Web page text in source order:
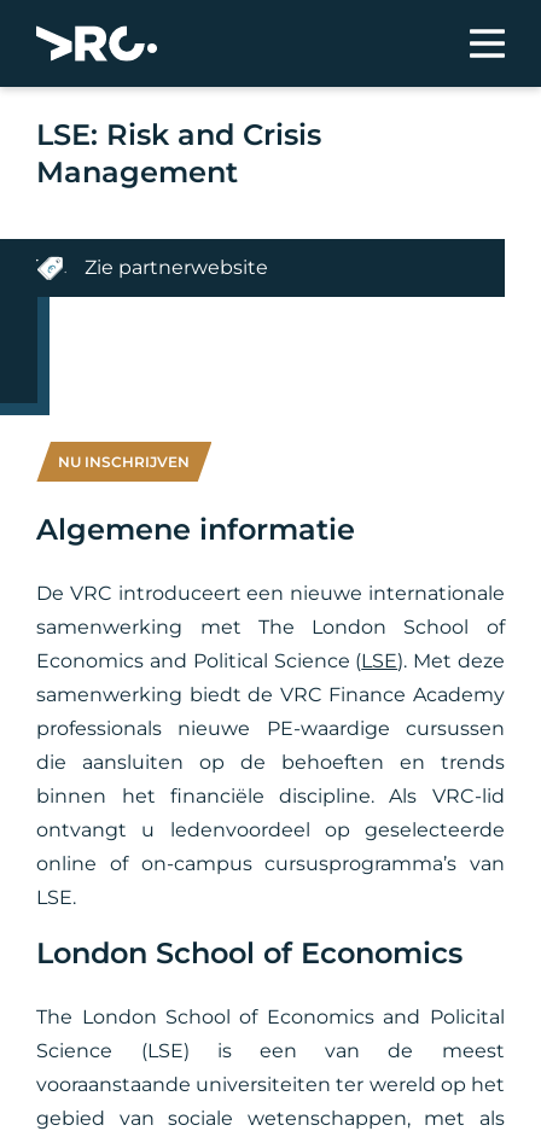
LSE: Risk and Crisis
Management
Zie partnerwebsite
NU INSCHRIJVEN
Algemene informatie
De VRC introduceert een nieuwe internationale
samenwerking met The London School of
Economics and Political Science (LSE). Met deze
samenwerking biedt de VRC Finance Academy
professionals nieuwe PE-waardige cursussen
die aansluiten op de behoeften en trends
binnen het financiële discipline. Als VRC-lid
ontvangt u ledenvoordeel op geselecteerde
online of on-campus cursusprogramma’s van
LSE.
London School of Economics
The London School of Economics and Policital
Science (LSE) is een van de meest
vooraanstaande universiteiten ter wereld op het
gebied van sociale wetenschappen, met als